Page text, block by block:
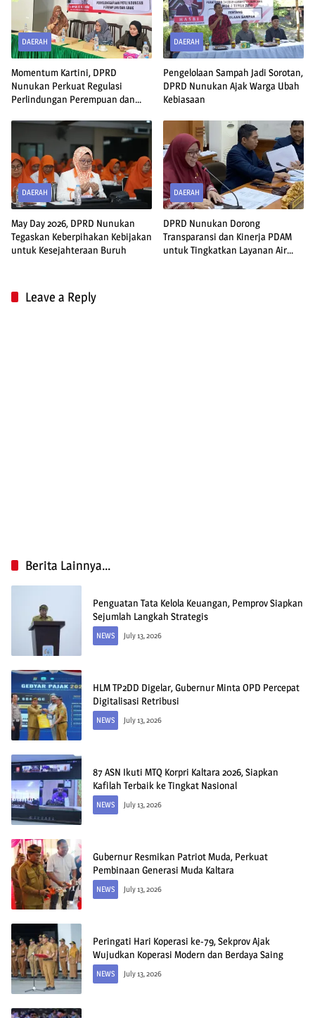
DAERAH
Momentum Kartini, DPRD
Nunukan Perkuat Regulasi
Perlindungan Perempuan dan
DAERAH
Pengelolaan Sampah Jadi Sorotan,
DPRD Nunukan Ajak Warga Ubah
Kebiasaan
DAERAH
May Day 2026, DPRD Nunukan
Tegaskan Keberpihakan Kebijakan
untuk Kesejahteraan Buruh
DAERAH
DPRD Nunukan Dorong
Transparansi dan Kinerja PDAM
untuk Tingkatkan Layanan Air
Leave a Reply
Berita Lainnya...
Penguatan Tata Kelola Keuangan, Pemprov Siapkan
Sejumlah Langkah Strategis
NEWS July 13, 2026
HLM TP2DD Digelar, Gubernur Minta OPD Percepat
Digitalisasi Retribusi
NEWS July 13, 2026
87 ASN Ikuti MTQ Korpri Kaltara 2026, Siapkan
Kafilah Terbaik ke Tingkat Nasional
NEWS July 13, 2026
Gubernur Resmikan Patriot Muda, Perkuat
Pembinaan Generasi Muda Kaltara
NEWS July 13, 2026
Peringati Hari Koperasi ke-79, Sekprov Ajak
Wujudkan Koperasi Modern dan Berdaya Saing
NEWS July 13, 2026